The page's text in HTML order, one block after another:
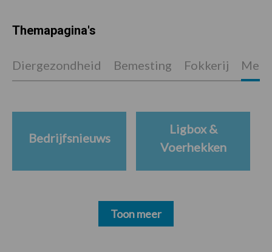
Themapagina's
Diergezondheid Bemesting Fokkerij
Bedrijfsnieuws
Ligbox &
Voerhekken
Toon meer